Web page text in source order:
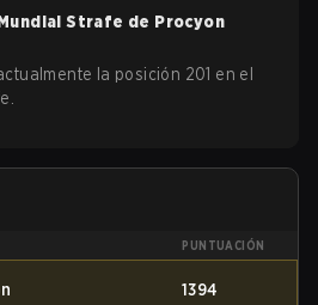
Strafe de Procyon
la posición 201 en el
PUNTUACIÓN
1394